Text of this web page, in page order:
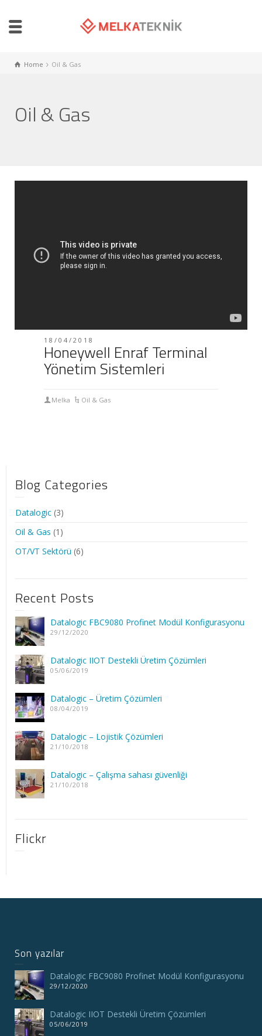
Home Oil & Gas
Oil & Gas
18/04/2018
Honeywell Enraf Terminal
Yönetim Sistemleri
Melka Oil & Gas
Blog Categories
Datalogic (3)
Oil & Gas (1)
OT/VT Sektörü (6)
Recent Posts
Datalogic FBC9080 Profinet Modül Konfigurasyonu
29/12/2020
Datalogic IIOT Destekli Üretim Çözümleri
05/06/2019
Datalogic – Üretim Çözümleri
08/04/2019
Datalogic – Lojistik Çözümleri
21/10/2018
Datalogic – Çalışma sahası güvenliği
21/10/2018
Flickr
Son yazılar
Datalogic FBC9080 Profinet Modül Konfigurasyonu
29/12/2020
Datalogic IIOT Destekli Üretim Çözümleri
05/06/2019